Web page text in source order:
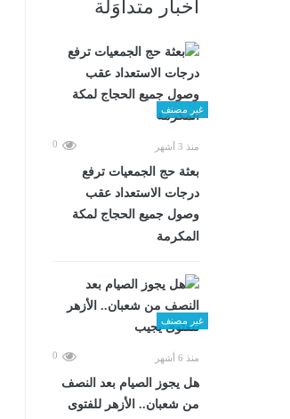
أخبار متداوَلة
غير مصنف
منذ 3 أشهر 0
بعثة حج الجمعيات ترفع
درجات الاستعداد عقب
وصول جميع الحجاج لمكة
المكرمة
غير مصنف
منذ 6 أشهر 0
هل يجوز الصيام بعد النصف
من شعبان.. الأزهر للفتوى